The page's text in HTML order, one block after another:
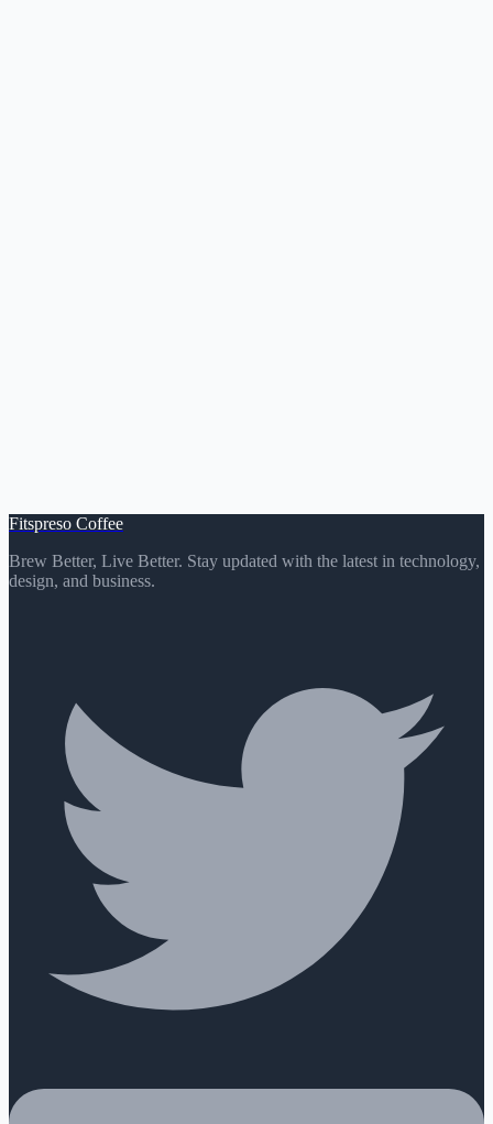
Fitspreso Coffee
Brew Better, Live Better. Stay updated with the latest in technology,
design, and business.